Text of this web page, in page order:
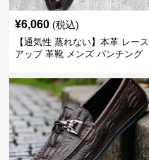
¥6,060 (税込)
【通気性 蒸れない】本革 レース
アップ 革靴 メンズ パンチング
い 営業